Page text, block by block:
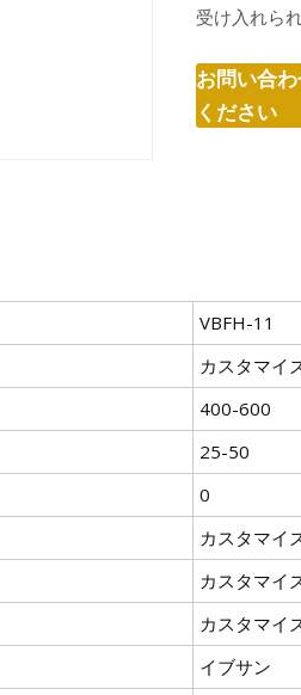
受け入れら
お問い合
ください
VBFH-11
カスタマイ
400-600
25-50
0
カスタマイ
カスタマイ
カスタマイ
イブサン